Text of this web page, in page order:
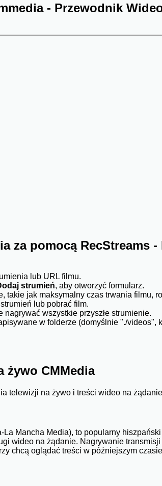
- Przewodnik
za pomocą RecStreams
lub URL filmu.
strumień, aby otworzyć formularz.
takie jak maksymalny czas trwania filmu,
lub pobrać film.
nagrywać wszystkie przyszłe strumienie.
w folderze (domyślnie "./videos",
żywo CMMedia
telewizji na żywo i treści wideo na
Mancha Media), to popularny hiszpański
wideo na żądanie. Nagrywanie
chcą oglądać treści w późniejszym